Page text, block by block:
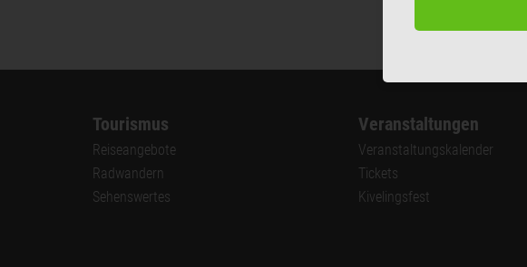
Tourismus
Reiseangebote
Radwandern
Sehenswertes
Veranstaltungen
Veranstaltungskalender
Tickets
Kivelingsfest